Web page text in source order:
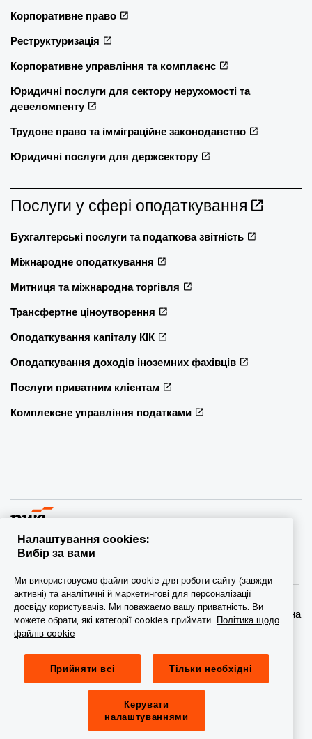
Корпоративне право
Реструктуризація
Корпоративне управління та комплаєнс
Юридичні послуги для сектору нерухомості та
девеломпенту
Трудове право та імміграційне законодавство
Юридичні послуги для держсектору
Послуги у сфері оподаткування
Бухгалтерські послуги та податкова звітність
Міжнародне оподаткування
Митниця та міжнародна торгівля
Трансфертне ціноутворення
Оподаткування капіталу КІК
Оподаткування доходів іноземних фахівців
Послуги приватним клієнтам
Комплексне управління податками
учасник/фірми-учасниці мережі PwC, а в деяких випадках –
міжнародна мережа PwC. Кожна фірма мережі є
самостійною юридичною особою. Докладніша інформація на
веб-сторінці www.pwc.com/structure.
Конфіденційність
Сookie-файли
Обмеження юридичної відповідальності
Провайдер сайту
Налаштування cookies:
Вибір за вами
Ми використовуємо файли cookie для роботи сайту (завжди
активні) та аналітичні й маркетингові для персоналізації
досвіду користувачів. Ми поважаємо вашу приватність. Ви
можете обрати, які категорії cookies приймати. Політика щодо
файлів cookie
Прийняти всі Тільки необхідні
Керувати
налаштуваннями